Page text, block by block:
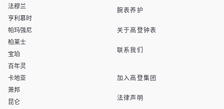
法穆兰
亨利慕时
帕玛强尼
柏莱士
宝珀
百年灵
卡地亚
萧邦
昆仑
腕表养护
关于高登钟表
联系我们
加入高登集团
法律声明